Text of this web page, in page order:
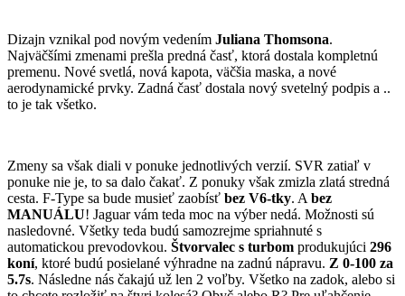
Dizajn vznikal pod novým vedením Juliana Thomsona.
Najväčšími zmenami prešla predná časť, ktorá dostala kompletnú
premenu. Nové svetlá, nová kapota, väčšia maska, a nové
aerodynamické prvky. Zadná časť dostala nový svetelný podpis a ..
to je tak všetko.
Zmeny sa však diali v ponuke jednotlivých verzií. SVR zatiaľ v
ponuke nie je, to sa dalo čakať. Z ponuky však zmizla zlatá stredná
cesta. F-Type sa bude musieť zaobísť bez V6-tky. Abez
MANUÁLU! Jaguar vám teda moc na výber nedá. Možnosti sú
nasledovné. Všetky teda budú samozrejme spriahnuté s
automatickou prevodovkou. Štvorvalec s turbom produkujúci 296
koní, ktoré budú posielané výhradne na zadnú nápravu. Z 0-100 za
5.7s. Následne nás čakajú už len 2 voľby. Všetko na zadok, alebo si